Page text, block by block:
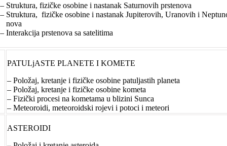
– Struktura, fizičke osobine i nastanak Saturnovih prstenova
– Struktura, fizičke osobine i nastanak Jupiterovih, Uranovih i
nova
– Interakcija prstenova sa satelitima
PATULjASTE PLANETE I KOMETE
– Položaj, kretanje i fizičke osobine patuljastih planeta
– Položaj, kretanje i fizičke osobine kometa
– Fizički procesi na kometama u blizini Sunca
– Meteoroidi, meteoroidski rojevi i potoci i meteori
ASTEROIDI